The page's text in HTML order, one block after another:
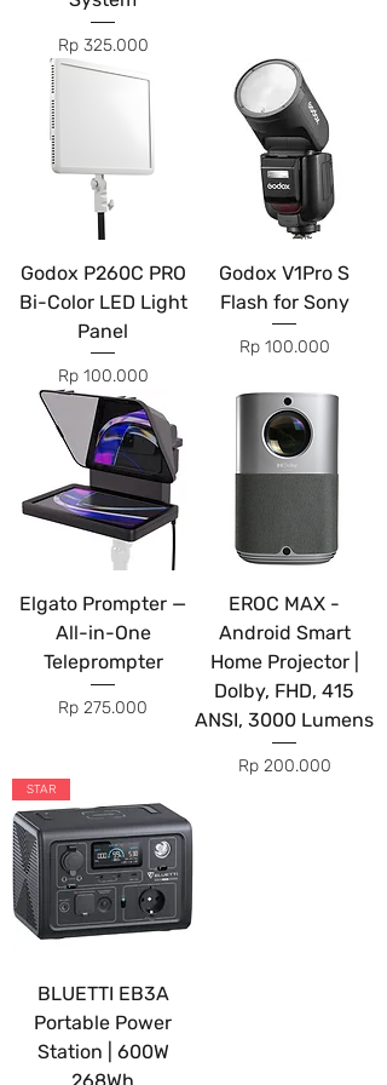
Price
Rp 325.000
Godox P260C PRO
Bi-Color LED Light
Panel
Price
Rp 100.000
Godox V1Pro S
Flash for Sony
Price
Rp 100.000
Elgato Prompter —
All-in-One
Teleprompter
Price
Rp 275.000
EROC MAX -
Android Smart
Home Projector |
Dolby, FHD, 415
ANSI, 3000 Lumens
Price
Rp 200.000
STAR
BLUETTI EB3A
Portable Power
Station | 600W